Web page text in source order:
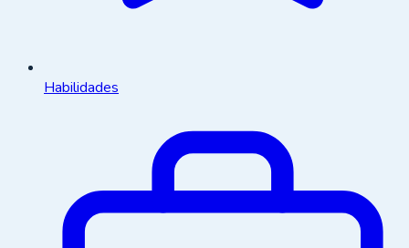
Habilidades